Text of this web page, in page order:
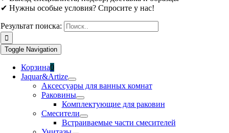
✔ Нужны особые условия? Спросите у нас!
Результат поиска:
Toggle Navigation
Корзина0
Jaquar&Artize
Аксессуары для ванных комнат
Раковины
Комплектующие для раковин
Смесители
Встраиваемые части смесителей